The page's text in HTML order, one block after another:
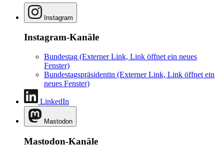
Instagram
Instagram-Kanäle
Bundestag (Externer Link, Link öffnet ein neues
Fenster)
Bundestagspräsidentin (Externer Link, Link öffnet ein
neues Fenster)
LinkedIn
Mastodon
Mastodon-Kanäle